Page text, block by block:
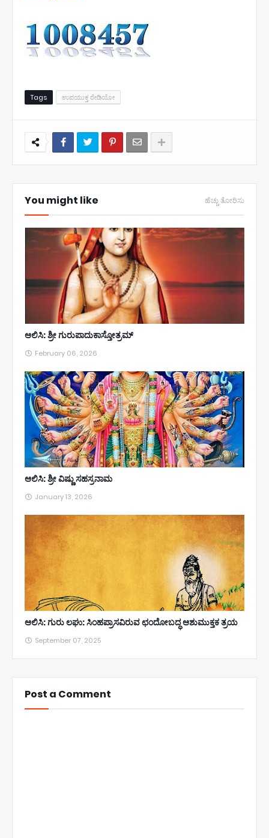
Tags ಉಪಯುಕ್ತ ರೇಡಿಯೋ
You might like ಹೆಚ್ಚು ತೋರಿಸು
ಆಲಿಸಿ: ಶ್ರೀ ಗುರುಪಾದುಕಾಸ್ತೋತ್ರಮ್
February 06, 2026
ಆಲಿಸಿ: ಶ್ರೀ ವಿಷ್ಣು ಸಹಸ್ರನಾಮ
January 13, 2026
ಆಲಿಸಿ: ಗುರು ಲಘು: ಸಿಂಹಪ್ರಾಸವಿರುವ ಛಂದೋಬದ್ಧ ಆಶುಮುಕ್ತಕ ತ್ರಯ
September 07, 2025
Post a Comment